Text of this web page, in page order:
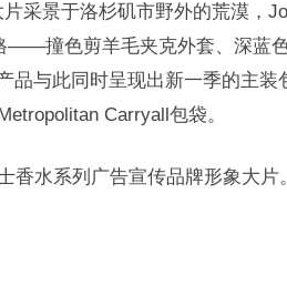
采景于洛杉矶市野外的荒漠，
——撞色剪羊毛夹克外套、深蓝
品与此同时呈现出新一季的主装
Carryall包袋。
水系列广告宣传品牌形象大片